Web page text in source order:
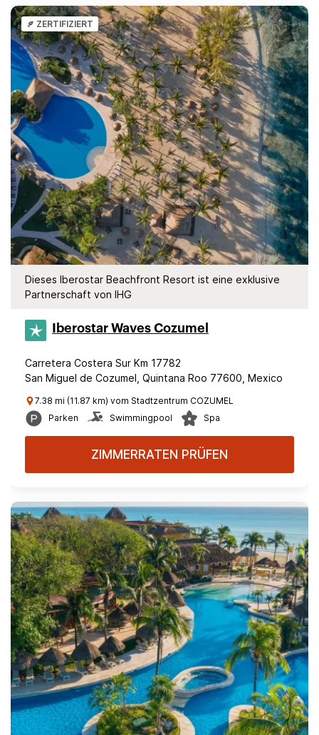
ZERTIFIZIERT
Dieses Iberostar Beachfront Resort ist eine exklusive
Partnerschaft von IHG
Iberostar Waves Cozumel
Carretera Costera Sur Km 17782
San Miguel de Cozumel, Quintana Roo 77600, Mexico
7.38 mi (11.87 km) vom Stadtzentrum COZUMEL
Parken
Swimmingpool Spa
ZIMMERRATEN PRÜFEN